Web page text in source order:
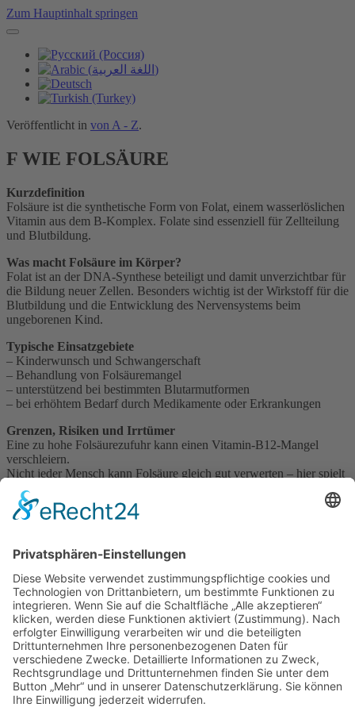
Zum Hauptinhalt springen
Veröffentlicht in von A - Z.
F WIE FOLSÄURE
Kurzdefinition
Folsäure ist die synthetische Form von Folat, einem wasserlöslichen
Vitamin aus dem B-Komplex. Folate sind essenziell für Zellteilung
und Blutbildung.
Was macht Folsäure im Körper?
Folat ist an der DNA-Synthese beteiligt und damit unverzichtbar für
die Bildung neuer Zellen. Besonders wichtig ist der Wirkstoff für die
Blutbildung und die Entwicklung des Nervensystems beim
ungeborenen Kind.
Typische Einsatzgebiete
– Kinderwunsch und Schwangerschaft
– Behandlung von Folsäuremangel
– unterstützend bei bestimmten Blutarmutformen
– bei erhöhtem Bedarf durch Medikamente oder Erkrankungen
Grenzen, Risiken und Irrtümer
Eine zu hohe Folsäurezufuhr kann einen Vitamin-B12-Mangel
verschleiern.
Nicht jeder Mensch kann Folsäure gleich gut verwerten – hier spielt
der individuelle Stoffwechsel eine Rolle.
Irrtum: „Viel hilft viel.“ Der Bedarf ist klar definiert und sollte nicht
dauerhaft überschritten werden.
Folsäure ist ein essenzieller Wirkstoff mit klaren Einsatzgebieten.
Entscheidend ist die richtige Dosierung und die Frage, ob tatsächlich
ein Mehrbedarf besteht – besonders außerhalb von Schwangerschaft
und Kinderwunsch.
Impressum
Datenschutzerklärung
Sitemap
Login
Apotheken-Bloggen
einetoolboxx-mediaWebsite